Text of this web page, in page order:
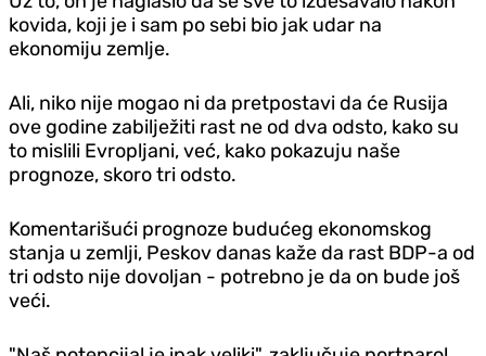
kovida, koji je i sam po sebi bio jak udar na
ekonomiju zemlje.
Ali, niko nije mogao ni da pretpostavi da će Rusija
ove godine zabilježiti rast ne od dva odsto, kako su
to mislili Evropljani, već, kako pokazuju naše
prognoze, skoro tri odsto.
Komentarišući prognoze budućeg ekonomskog
stanja u zemlji, Peskov danas kaže da rast BDP-a od
tri odsto nije dovoljan - potrebno je da on bude još
veći.